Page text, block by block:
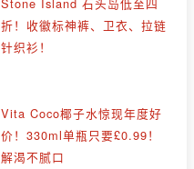
折！收徽标神裤、卫衣、拉链
针织衫！
Vita Coco椰子水惊现年度好
价！330ml单瓶只要£0.99！
解渴不腻口